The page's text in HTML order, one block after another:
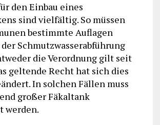
den Einbau eines
sind vielfältig. So müssen
bestimmte Auflagen
Schmutzwasserabführung
die Verordnung gilt seit
geltende Recht hat sich dies
In solchen Fällen muss
großer Fäkaltank
werden.